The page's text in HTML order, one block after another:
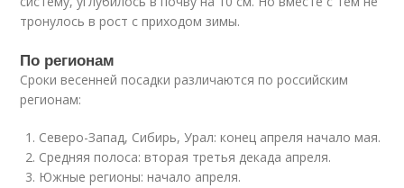
тронулось в рост с приходом зимы.
По регионам
Сроки весенней посадки различаются по российским
регионам:
Северо-Запад, Сибирь, Урал: конец апреля начало мая.
Средняя полоса: вторая третья декада апреля.
Южные регионы: начало апреля.